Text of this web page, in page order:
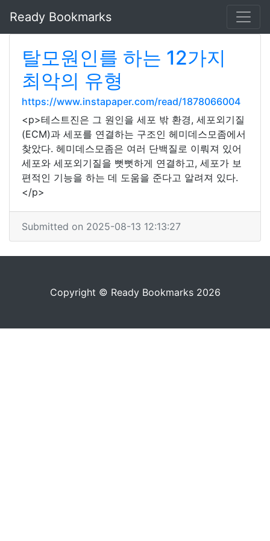
Ready Bookmarks
탈모원인를 하는 12가지
최악의 유형
https://www.instapaper.com/read/1878066004
<p>테스트진은 그 원인을 세포 밖 환경, 세포외기질
(ECM)과 세포를 연결하는 구조인 헤미데스모좀에서
찾았다. 헤미데스모좀은 여러 단백질로 이뤄져 있어
세포와 세포외기질을 뻣뻣하게 연결하고, 세포가 보
편적인 기능을 하는 데 도움을 준다고 알려져 있다.
</p>
Submitted on 2025-08-13 12:13:27
Copyright © Ready Bookmarks 2026